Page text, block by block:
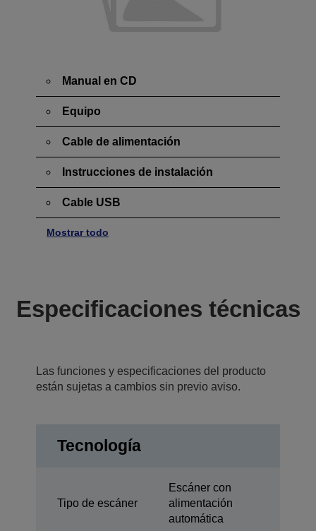
Manual en CD
Equipo
Cable de alimentación
Instrucciones de instalación
Cable USB
Mostrar todo
Especificaciones técnicas
Las funciones y especificaciones del producto
están sujetas a cambios sin previo aviso.
Tecnología
Tipo de escáner
Escáner con
alimentación
automática